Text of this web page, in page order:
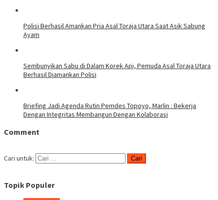
Polisi Berhasil Amankan Pria Asal Toraja Utara Saat Asik Sabung
Ayam
Sembunyikan Sabu di Dalam Korek Api, Pemuda Asal Toraja Utara
Berhasil Diamankan Polisi
Briefing Jadi Agenda Rutin Pemdes Topoyo, Marlin : Bekerja
Dengan Integritas Membangun Dengan Kolaborasi
Comment
Cari untuk:
Topik Populer